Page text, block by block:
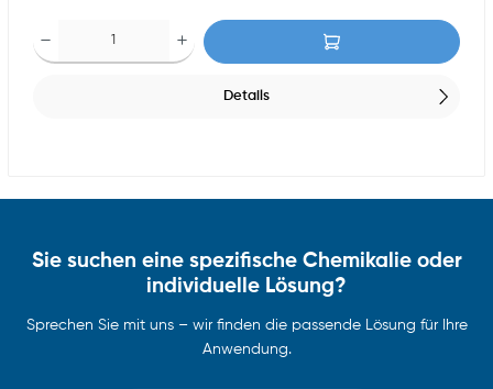
Details
Sie suchen eine spezifische Chemikalie oder
individuelle Lösung?
Sprechen Sie mit uns – wir finden die passende Lösung für Ihre
Anwendung.